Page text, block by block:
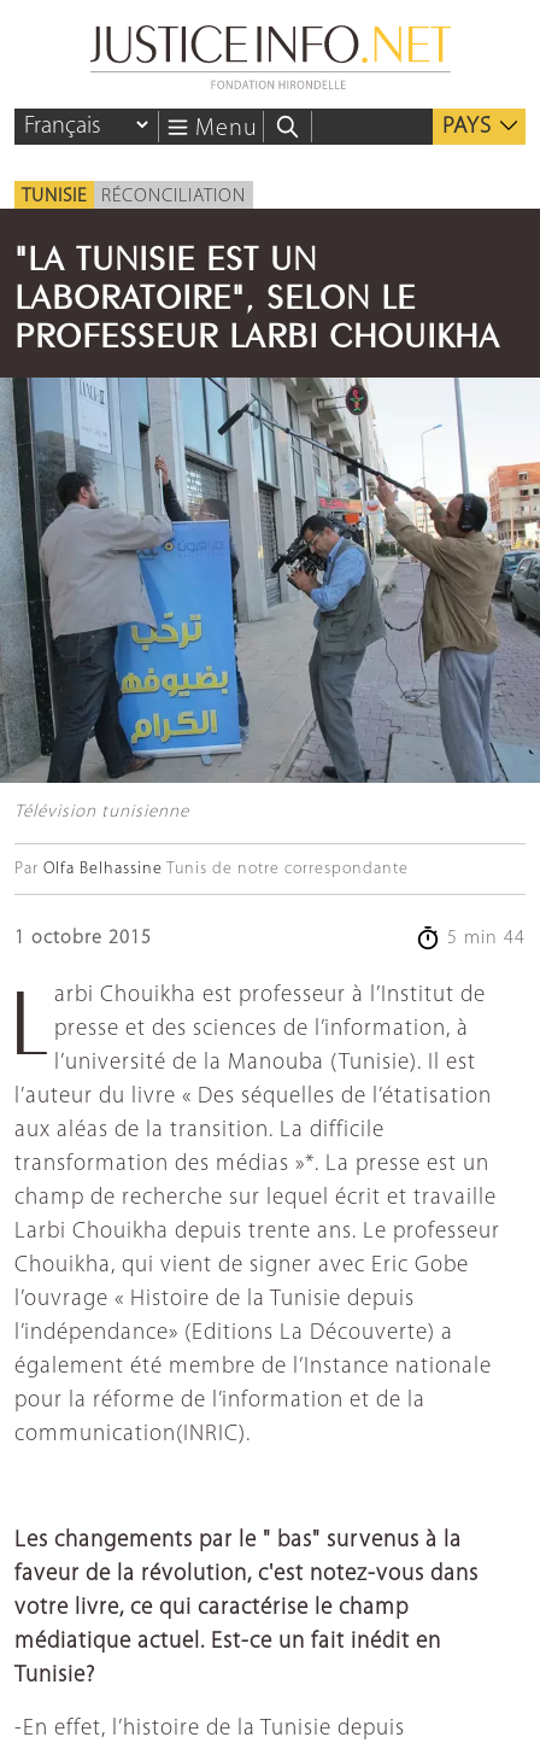
Menu PAYS
TUNISIE RÉCONCILIATION
"LA TUNISIE EST UN
LABORATOIRE", SELON LE
PROFESSEUR LARBI CHOUIKHA
Télévision tunisienne
Par Olfa Belhassine Tunis de notre correspondante
1 octobre 2015 5 min 44
presse et des sciences de l’information, à
l’université de la Manouba (Tunisie). Il est
l’auteur du livre « Des séquelles de l’étatisation
aux aléas de la transition. La difficile
transformation des médias »*. La presse est un
champ de recherche sur lequel écrit et travaille
Larbi Chouikha depuis trente ans. Le professeur
Chouikha, qui vient de signer avec Eric Gobe
l’ouvrage « Histoire de la Tunisie depuis
l’indépendance» (Editions La Découverte) a
également été membre de l’Instance nationale
pour la réforme de l’information et de la
communication(INRIC).
Les changements par le " bas" survenus à la
faveur de la révolution, c'est notez-vous dans
votre livre, ce qui caractérise le champ
médiatique actuel. Est-ce un fait inédit en
Tunisie?
-En effet, l’histoire de la Tunisie depuis